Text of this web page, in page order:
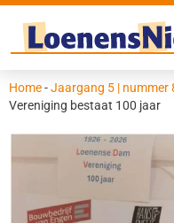
Home-Jaargang 5 | nummer
Vereniging bestaat 100 jaar